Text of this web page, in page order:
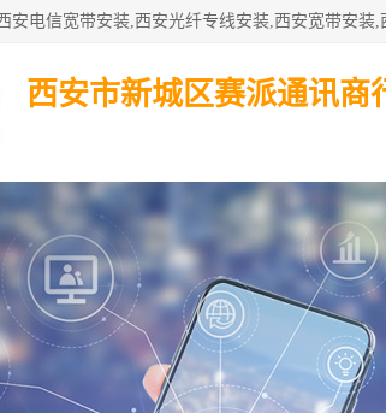
西安市新城区赛派通讯商